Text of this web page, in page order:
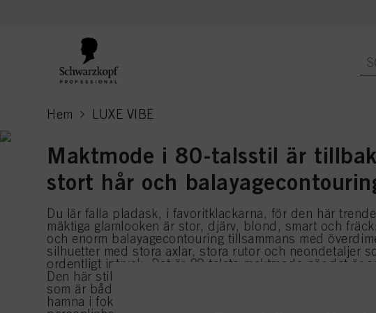
Hem LUXE VIBE
current page
Maktmode i 80-talsstil är
stort hår och
Du lär falla pladask, i favoritklackarna, för den här
mäktiga glamlooken är stor, djärv, blond, smart och
och enorm balayagecontouring tillsammans med
silhuetter med stora axlar, stora rutor och neondetaljer
ordentligt intryck. Det är 80-talets maktmode när det är
Den här stilen riktigt utstrålar självförtroende och karisma
som är både avslappnade och bekväma. Du kommer att
hamna i fokus, med en kombination av majestätiskt hår,